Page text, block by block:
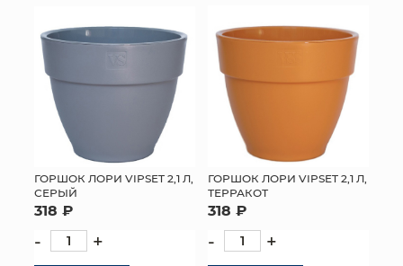
ГОРШОК ЛОРИ VIPSET 2,1 Л,
СЕРЫЙ
318 ₽
- +
ГОРШОК ЛОРИ VIPSET 2,1 Л,
ТЕРРАКОТ
318 ₽
- +